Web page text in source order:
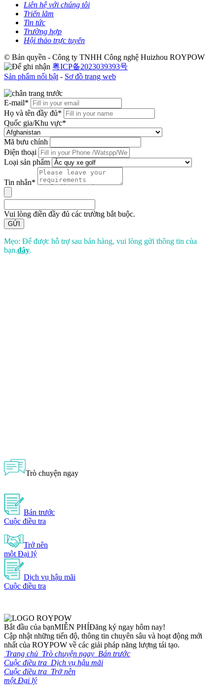
Liên hệ với chúng tôi
Triển lãm
Tin tức
Trường hợp
Hội thảo trực tuyến
© Bản quyền - Công ty TNHH Công nghệ Huizhou ROYPOW
粤ICP备2023039393号
Sản phẩm nổi bật - Sơ đồ trang web
E-mail*
Họ và tên đầy đủ*
Quốc gia/Khu vực*
Mã bưu chính
Điện thoại
Loại sản phẩm
Tin nhắn*
Vui lòng điền đầy đủ các trường bắt buộc.
GỬI
Mẹo: Để được hỗ trợ sau bán hàng, vui lòng gửi thông tin của
bạn.đây.
Trò chuyện ngay
Bán trước
Cuộc điều tra
Trở nên
một Đại lý
Dịch vụ hậu mãi
Cuộc điều tra
Bắt đầu của bạnMIỄN PHÍĐăng ký ngay hôm nay!
Cập nhật những tiến độ, thông tin chuyên sâu và hoạt động mới
nhất của ROYPOW về các giải pháp năng lượng tái tạo.
Trang chủ Trò chuyện ngay Bán trước
Cuộc điều tra Dịch vụ hậu mãi
Cuộc điều tra Trở nên
một Đại lý